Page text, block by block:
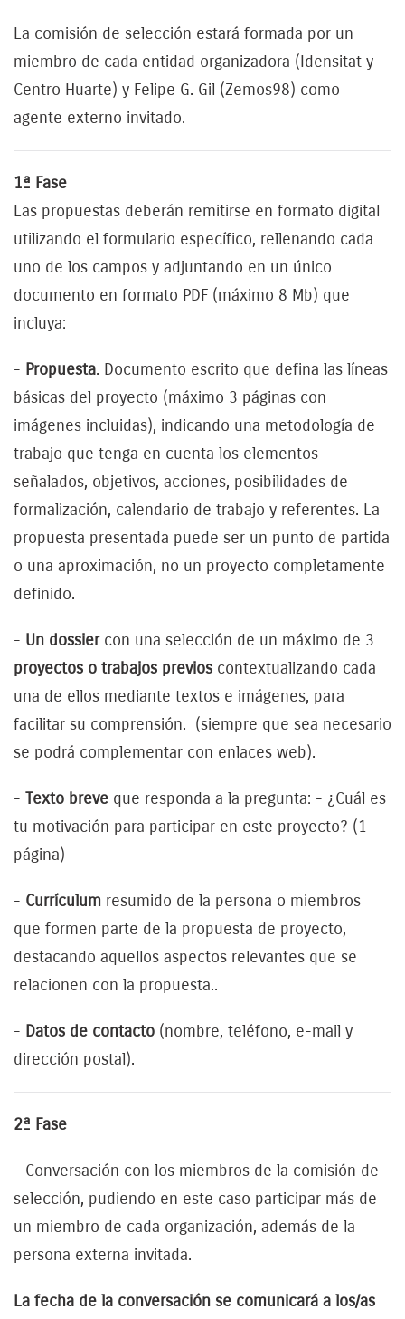
La comisión de selección estará formada por un
miembro de cada entidad organizadora (Idensitat y
Centro Huarte) y Felipe G. Gil (Zemos98) como
agente externo invitado.
1ª Fase
Las propuestas deberán remitirse en formato digital
utilizando el formulario específico, rellenando cada
uno de los campos y adjuntando en un único
documento en formato PDF (máximo 8 Mb) que
incluya:
- Propuesta. Documento escrito que defina las líneas
básicas del proyecto (máximo 3 páginas con
imágenes incluidas), indicando una metodología de
trabajo que tenga en cuenta los elementos
señalados, objetivos, acciones, posibilidades de
formalización, calendario de trabajo y referentes. La
propuesta presentada puede ser un punto de partida
o una aproximación, no un proyecto completamente
definido.
- Un dossiercon una selección de un máximo de 3
proyectos o trabajos previos contextualizando cada
una de ellos mediante textos e imágenes, para
facilitar su comprensión. (siempre que sea necesario
se podrá complementar con enlaces web).
- Texto breve que responda a la pregunta: - ¿Cuál es
tu motivación para participar en este proyecto? (1
página)
- Currículum resumido de la persona o miembros
que formen parte de la propuesta de proyecto,
destacando aquellos aspectos relevantes que se
relacionen con la propuesta..
- Datos de contacto (nombre, teléfono, e-mail y
dirección postal).
2ª Fase
- Conversación con los miembros de la comisión de
selección, pudiendo en este caso participar más de
un miembro de cada organización, además de la
persona externa invitada.
La fecha de la conversación se comunicará a los/as